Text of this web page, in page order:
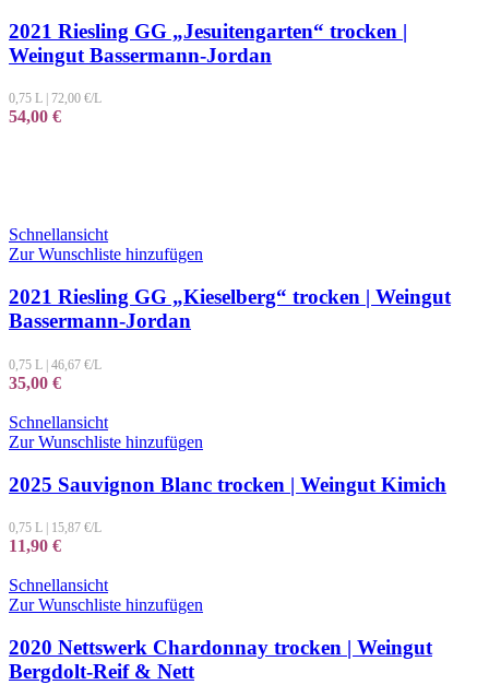
2021 Riesling GG „Jesuitengarten“ trocken |
Weingut Bassermann-Jordan
0,75 L 72,00 €/L
54,00 €
Schnellansicht
Zur Wunschliste hinzufügen
2021 Riesling GG „Kieselberg“ trocken | Weingut
Bassermann-Jordan
0,75 L 46,67 €/L
35,00 €
Schnellansicht
Zur Wunschliste hinzufügen
2025 Sauvignon Blanc trocken | Weingut Kimich
0,75 L 15,87 €/L
11,90 €
Schnellansicht
Zur Wunschliste hinzufügen
2020 Nettswerk Chardonnay trocken | Weingut
Bergdolt-Reif & Nett